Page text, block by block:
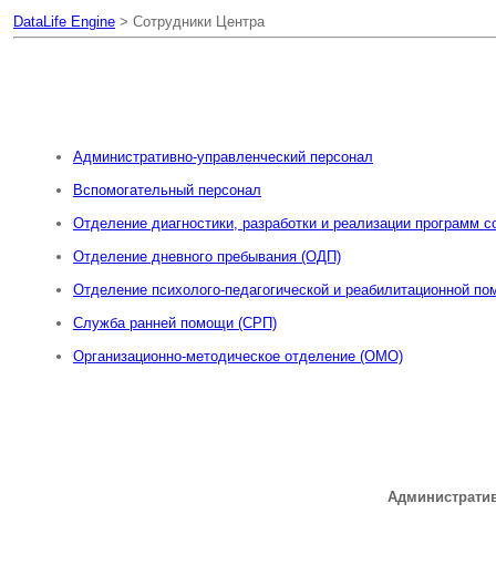
DataLife Engine > Сотрудники Центра
Административно-управленческий персонал
Вспомогательный персонал
Отделение диагностики, разработки и реализации
Отделение дневного пребывания (ОДП)
Отделение психолого-педагогической и реабилитационной
Служба ранней помощи (СРП)
Организационно-методическое отделение (ОМО)